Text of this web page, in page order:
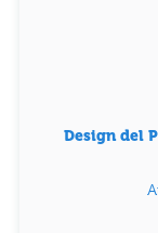
Design del